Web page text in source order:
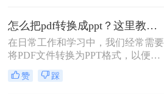
文件转换为PPT格式以便于制作演示
文稿。那么PDF怎样转换成PPT呢？
在本文中，我们将介绍三种方法，以
帮助您将PDF文件转换为PPT文件。
怎么把pdf转换成ppt？这里教你这四种方法！
在日常工作和学习中，我们经常需要
将PDF文件转换为PPT格式，以便更
好地进行演示和编辑。那么怎么把
PDF转换成PPT呢？以下将介绍三种
赞 踩